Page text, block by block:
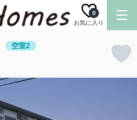
お気に入り
0
空室2